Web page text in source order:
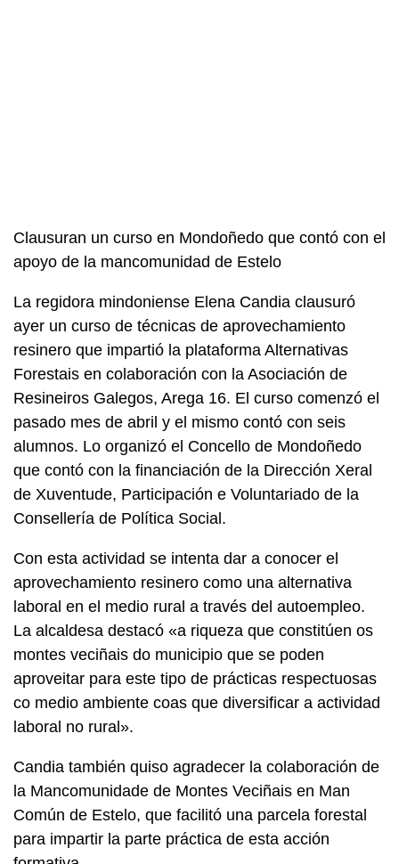
Clausuran un curso en Mondoñedo que contó con el
apoyo de la mancomunidad de Estelo
La regidora mindoniense Elena Candia clausuró
ayer un curso de técnicas de aprovechamiento
resinero que impartió la plataforma Alternativas
Forestais en colaboración con la Asociación de
Resineiros Galegos, Arega 16. El curso comenzó el
pasado mes de abril y el mismo contó con seis
alumnos. Lo organizó el Concello de Mondoñedo
que contó con la financiación de la Dirección Xeral
de Xuventude, Participación e Voluntariado de la
Consellería de Política Social.
Con esta actividad se intenta dar a conocer el
aprovechamiento resinero como una alternativa
laboral en el medio rural a través del autoempleo.
La alcaldesa destacó «a riqueza que constitúen os
montes veciñais do municipio que se poden
aproveitar para este tipo de prácticas respectuosas
co medio ambiente coas que diversificar a actividad
laboral no rural».
Candia también quiso agradecer la colaboración de
la Mancomunidade de Montes Veciñais en Man
Común de Estelo, que facilitó una parcela forestal
para impartir la parte práctica de esta acción